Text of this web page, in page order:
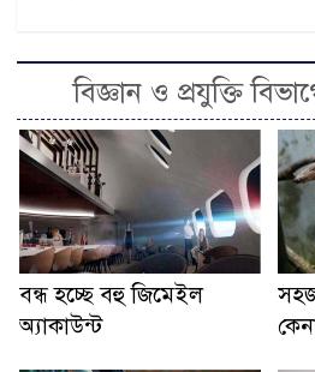
বিজ্ঞান ও প্রযুক্তি
বন্ধ হচ্ছে বহু জিমেইল
অ্যাকাউন্ট
সহজ